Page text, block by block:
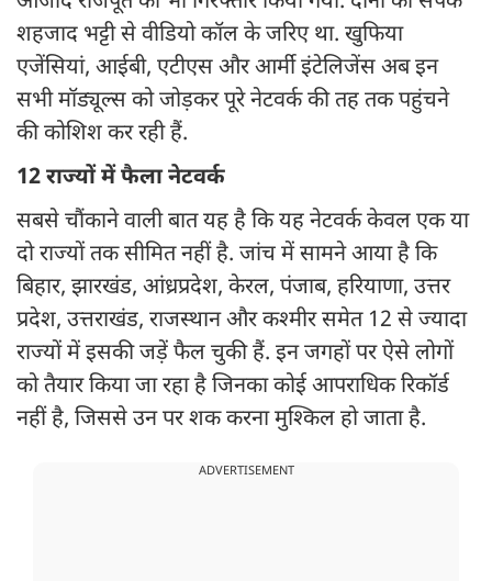
शहजाद भट्टी से वीडियो कॉल के जरिए था. खुफिया
एजेंसियां, आईबी, एटीएस और आर्मी इंटेलिजेंस अब इन
सभी मॉड्यूल्स को जोड़कर पूरे नेटवर्क की तह तक पहुंचने
की कोशिश कर रही हैं.
12 राज्यों में फैला नेटवर्क
सबसे चौंकाने वाली बात यह है कि यह नेटवर्क केवल एक या
दो राज्यों तक सीमित नहीं है. जांच में सामने आया है कि
बिहार, झारखंड, आंध्रप्रदेश, केरल, पंजाब, हरियाणा, उत्तर
प्रदेश, उत्तराखंड, राजस्थान और कश्मीर समेत 12 से ज्यादा
राज्यों में इसकी जड़ें फैल चुकी हैं. इन जगहों पर ऐसे लोगों
को तैयार किया जा रहा है जिनका कोई आपराधिक रिकॉर्ड
नहीं है, जिससे उन पर शक करना मुश्किल हो जाता है.
ADVERTISEMENT